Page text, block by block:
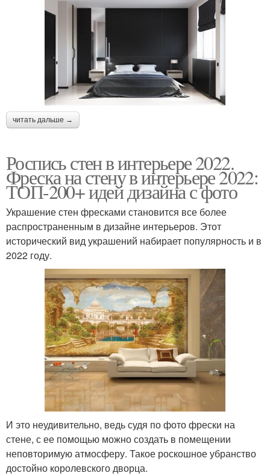
читать дальше →
Роспись стен в интерьере 2022.
Фреска на стену в интерьере 2022:
ТОП-200+ идей дизайна с фото
Украшение стен фресками становится все более
распространенным в дизайне интерьеров. Этот
исторический вид украшений набирает популярность и в
2022 году.
И это неудивительно, ведь судя по фото фрески на
стене, с ее помощью можно создать в помещении
неповторимую атмосферу. Такое роскошное убранство
достойно королевского дворца.